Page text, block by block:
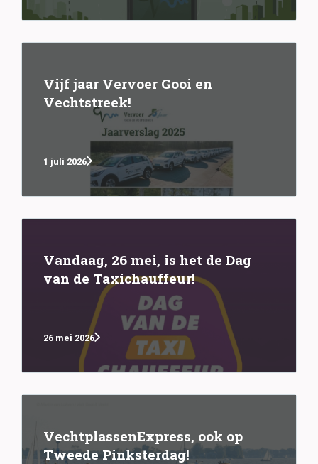
Vijf jaar Vervoer Gooi en
Vechtstreek!
1 juli 2026
Vandaag, 26 mei, is het de Dag
van de Taxichauffeur!
26 mei 2026
VechtplassenExpress, ook op
Tweede Pinksterdag!